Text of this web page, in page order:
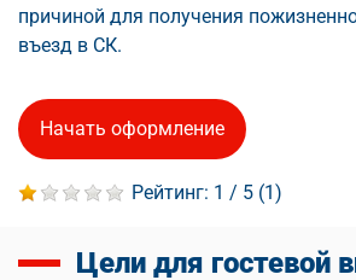
причиной для получения
въезд в СК.
Начать оформление
Рейтинг: 1 / 5 (1)
Цели для гостевой